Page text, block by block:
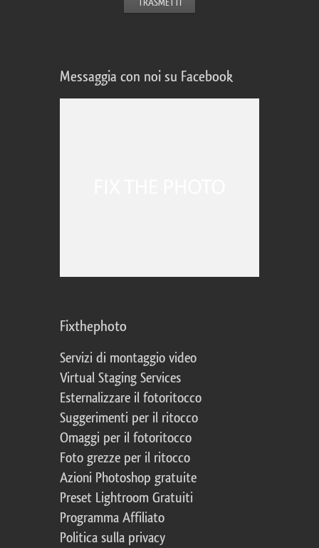
Messaggia con noi su Facebook
Fixthephoto
Servizi di montaggio video
Virtual Staging Services
Esternalizzare il fotoritocco
Suggerimenti per il ritocco
Omaggi per il fotoritocco
Foto grezze per il ritocco
Azioni Photoshop gratuite
Preset Lightroom Gratuiti
Programma Affiliato
Politica sulla privacy